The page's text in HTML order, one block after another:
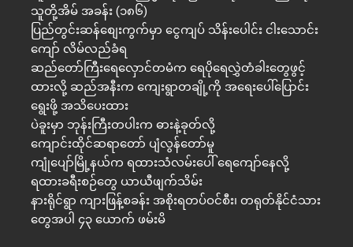
သူတို့အိမ် အခန်း (၁၈၆)
ပြည်တွင်းဆန်စျေးကွက်မှာ ငွေကျပ် သိန်းပေါင်း ငါး​သောင်း
ကျော် လိမ်လည်ခံရ
ဆည်တော်ကြီးရေလှောင်တမံက ရေပိုရေလွှဲတံခါးတွေဖွင့်
ထားလို့ ဆည်အနီးက ကျေးရွာတချို့ကို အရေးပေါ်ပြောင်း
ရွေးဖို့ အသိပေးထား
ပဲခူးမှာ ဘုန်းကြီးတပါးက ဓားနဲ့ခုတ်လို့
ကျောင်းထိုင်ဆရာတော် ပျံလွန်တော်မူ
ကျုံပျော်မြို့နယ်က ရထားသံလမ်းပေါ် ရေကျော်နေလို့
ရထားခရီးစဉ်တွေ ယာယီဖျက်သိမ်း
နားရိုင်ရွာ ကျားဖြန့်စခန်း အစိုးရတပ်ဝင်စီး၊ တရုတ်နိုင်ငံသား
တွေအပါ ၄၃ ယောက် ဖမ်းမိ